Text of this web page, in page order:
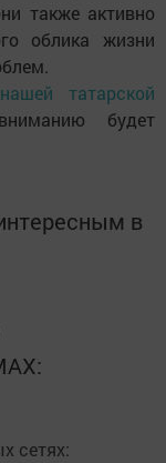
также активно
облика жизни
нашей татарской
будет
в
сетях: